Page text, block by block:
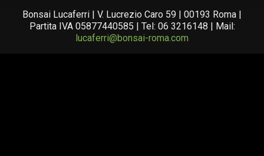
Bonsai Lucaferri | V. Lucrezio Caro 59 | 00193 Roma |
Partita IVA 05877440585 | Tel: 06 3216148 | Mail:
lucaferri@bonsai-roma.com